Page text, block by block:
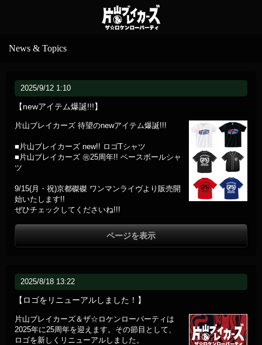
News & Topics
2025/9/12 1:10
【newアイテム爆誕!!!】
片山ブレイカーズ 待望のnewアイテム爆誕!!!
■片山ブレイカーズ new!! ロゴTシャツ
■片山ブレイカーズ ㊗️25周年!! ベースボールシャ
ツ
9/15(月・祝)京都磔磔 ワンマンライヴより販売開
始いたします!!
ぜひチェックしてくださいね!!!
ページを表示
2025/8/18 13:22
【ロゴをリニューアルしました！】
片山ブレイカーズ＆ザ☆ロケンローパーティは
2025年に25周年を迎えます。その節目として、
ロゴを新しくリニューアルしました。